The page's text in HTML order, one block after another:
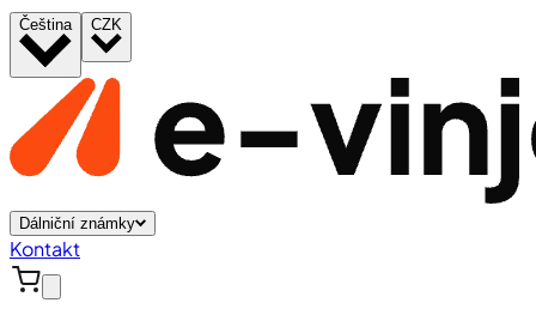
Čeština CZK
Dálniční známky
Kontakt